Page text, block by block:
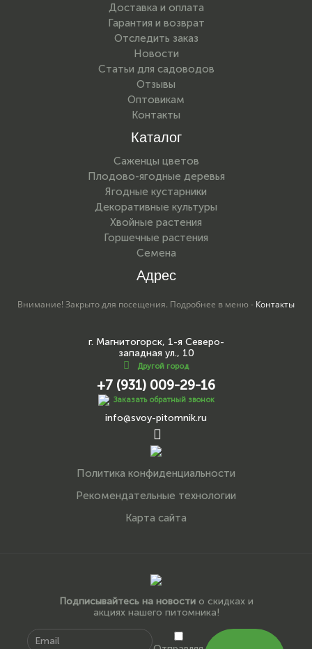
Доставка и оплата
Гарантия и возврат
Отследить заказ
Новости
Статьи для садоводов
Отзывы
Оптовикам
Контакты
Каталог
Саженцы цветов
Плодово-ягодные деревья
Ягодные кустарники
Декоративные культуры
Хвойные растения
Горшечные растения
Семена
Адрес
Внимание! Закрыто для посещения. Подробнее в меню - Контакты
г. Магнитогорск, 1-я Северо-
западная ул., 10
Другой город
+7 (931) 009-29-16
Заказать обратный звонок
info@svoy-pitomnik.ru
Политика конфиденциальности
Рекомендательные технологии
Карта сайта
Подписывайтесь на новостио скидках и
акциях нашего питомника!